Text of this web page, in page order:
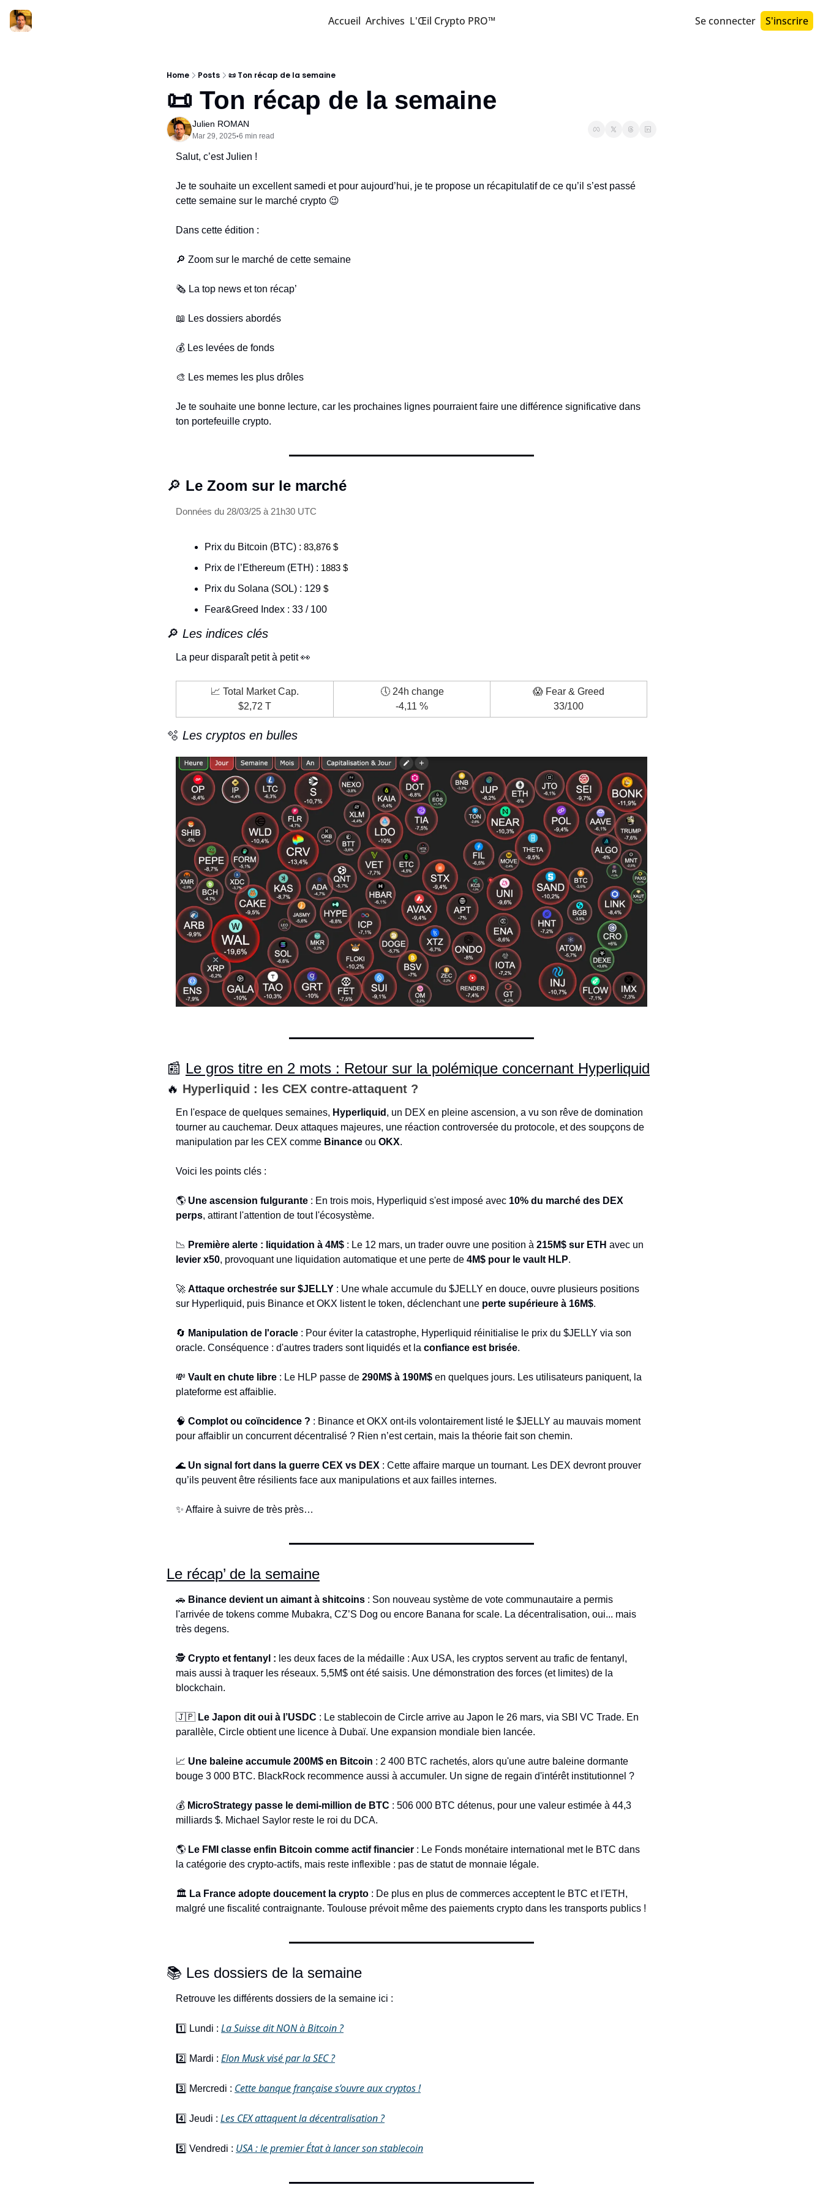
Accueil Archives L'Œil Crypto PRO™ Se connecter S'inscrire
Home Posts 📜 Ton récap de la semaine
📜 Ton récap de la semaine
Julien ROMAN
Mar 29, 2025•6 min read
Salut, c’est Julien !
Je te souhaite un excellent samedi et pour aujourd’hui, je te propose un récapitulatif de ce qu’il s’est passé
cette semaine sur le marché crypto 😉
Dans cette édition :
🔎 Zoom sur le marché de cette semaine
🗞️ La top news et ton récap’
📖 Les dossiers abordés
💰 Les levées de fonds
🎨 Les memes les plus drôles
Je te souhaite une bonne lecture, car les prochaines lignes pourraient faire une différence significative dans
ton portefeuille crypto.
🔎 Le Zoom sur le marché
Données du 28/03/25 à 21h30 UTC
Prix du Bitcoin (BTC) : 83,876 $
Prix de l’Ethereum (ETH) : 1883 $
Prix du Solana (SOL) : 129 $
Fear&Greed Index : 33 / 100
🔎 Les indices clés
La peur disparaît petit à petit 👀
📈 Total Market Cap.
$2,72 T
🕔 24h change
-4,11 %
😱 Fear & Greed
33/100
🫧 Les cryptos en bulles
📰 Le gros titre en 2 mots : Retour sur la polémique concernant Hyperliquid
🔥 Hyperliquid : les CEX contre-attaquent ?
En l'espace de quelques semaines, Hyperliquid , un DEX en pleine ascension, a vu son rêve de domination
tourner au cauchemar. Deux attaques majeures, une réaction controversée du protocole, et des soupçons de
manipulation par les CEX comme Binance ou OKX.
Voici les points clés :
🌎 Une ascension fulgurante : En trois mois, Hyperliquid s'est imposé avec 10% du marché des DEX
perps, attirant l'attention de tout l'écosystème.
📉 Première alerte : liquidation à 4M$ : Le 12 mars, un trader ouvre une position à 215M$ sur ETH
levier x50, provoquant une liquidation automatique et une perte de 4M$ pour le vault HLP.
🚀 Attaque orchestrée sur $JELLY : Une whale accumule du $JELLY en douce, ouvre plusieurs positions
sur Hyperliquid, puis Binance et OKX listent le token, déclenchant une perte supérieure à 16M$.
🔄 Manipulation de l'oracle : Pour éviter la catastrophe, Hyperliquid réinitialise le prix du $JELLY via son
oracle. Conséquence : d'autres traders sont liquidés et la confiance est brisée.
💸 Vault en chute libre : Le HLP passe de 290M$ à 190M$ en quelques jours. Les utilisateurs paniquent, la
plateforme est affaiblie.
🧠 Complot ou coïncidence ? : Binance et OKX ont-ils volontairement listé le $JELLY au mauvais moment
pour affaiblir un concurrent décentralisé ? Rien n’est certain, mais la théorie fait son chemin.
🌊 Un signal fort dans la guerre CEX vs DEX : Cette affaire marque un tournant. Les DEX devront prouver
qu’ils peuvent être résilients face aux manipulations et aux failles internes.
✨ Affaire à suivre de très près…
Le récap’ de la semaine
🚗 Binance devient un aimant à shitcoins : Son nouveau système de vote communautaire a permis
l'arrivée de tokens comme Mubakra, CZ’S Dog ou encore Banana for scale. La décentralisation, oui... mais
très degens.
🕵️ Crypto et fentanyl : les deux faces de la médaille : Aux USA, les cryptos servent au trafic de fentanyl,
mais aussi à traquer les réseaux. 5,5M$ ont été saisis. Une démonstration des forces (et limites) de la
blockchain.
🇯🇵 Le Japon dit oui à l’USDC : Le stablecoin de Circle arrive au Japon le 26 mars, via SBI VC Trade. En
parallèle, Circle obtient une licence à Dubaï. Une expansion mondiale bien lancée.
📈 Une baleine accumule 200M$ en Bitcoin : 2 400 BTC rachetés, alors qu'une autre baleine dormante
bouge 3 000 BTC. BlackRock recommence aussi à accumuler. Un signe de regain d'intérêt institutionnel ?
💰 MicroStrategy passe le demi-million de BTC : 506 000 BTC détenus, pour une valeur estimée à 44,3
milliards $. Michael Saylor reste le roi du DCA.
🌎 Le FMI classe enfin Bitcoin comme actif financier : Le Fonds monétaire international met le BTC dans
la catégorie des crypto-actifs, mais reste inflexible : pas de statut de monnaie légale.
🏛️ La France adopte doucement la crypto : De plus en plus de commerces acceptent le BTC et l'ETH,
malgré une fiscalité contraignante. Toulouse prévoit même des paiements crypto dans les transports publics !
📚 Les dossiers de la semaine
Retrouve les différents dossiers de la semaine ici :
1️⃣ Lundi : La Suisse dit NON à Bitcoin ?
2️⃣ Mardi : Elon Musk visé par la SEC ?
3️⃣ Mercredi : Cette banque française s’ouvre aux cryptos !
4️⃣ Jeudi : Les CEX attaquent la décentralisation ?
5️⃣ Vendredi : USA : le premier État à lancer son stablecoin